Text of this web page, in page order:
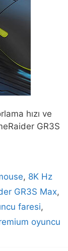
hızı ve
GR3S
, 8K Hz
GR3S Max,
faresi,
oyuncu